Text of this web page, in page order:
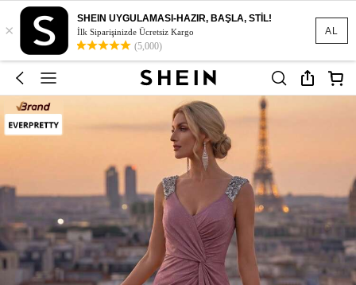
AL
×
SHEIN UYGULAMASI-HAZIR, BAŞLA, STİL!
İlk Siparişinizde Ücretsiz Kargo
(5,000)